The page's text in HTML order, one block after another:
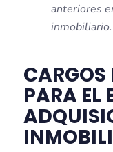
anteriores
inmobiliario.
PARA EL